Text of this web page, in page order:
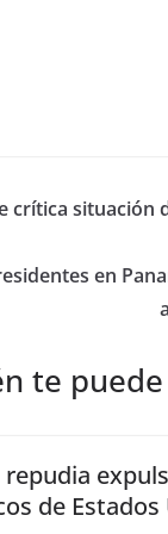
crítica situación
en
te
repudia
de Estados